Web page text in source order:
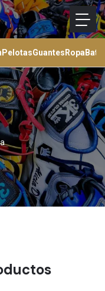
PelotasGuantes Ropa Bats